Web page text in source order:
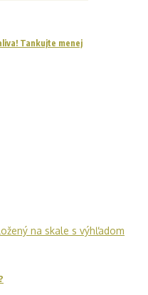
Tankujte menej